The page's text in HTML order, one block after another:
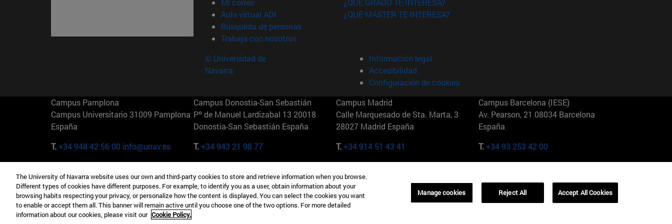
Mi correo
Aula virtual ADI (abre en nueva ventana)
Búsqueda de personas(abre en nueva ventana)
Trabaja con nosotros(abre en nueva ventana)
¿QUÉ GRADO TE INTERESA?
¿QUÉ MÁSTER TE INTERESA?
© Universidad de
Navarra
Información legal
Accesibilidad
Configuración de cookies
Campus Pamplona
Campus Universitario 31009 Pamplona
España
T.+34 948 42 56 00 info@unav.es
Campus Donostia-San Sebastián
Pº de Manuel Lardizabal 13 20018
Donostia-San Sebastián España
T.+34 943 21 98 77
Campus Madrid
Calle Marquesado de Sta. Marta, 3
28027 Madrid España
T.+34 914 51 43 41
Campus Barcelona (IESE)
Av. Pearson, 21 08034 Barcelona
España
T.+34 93 253 42 00
Camino del Cerro Águila 3 28023
Madrid España
T.+34 912 11 30 00
165 W 57th St 10019-2201 Nueva York
EE.UU
T.+1 646 346 8850
Maria-Theresia-Straße 15 81675
Múnich Alemania
T.+49 89 24209790
01321001 Bela Vista Brasil
The University of Navarra website uses our own and third-party cookies to store and retrieve information when you browse.
Different types of cookies have different purposes. For example, to identify you as a user, obtain information about your
browsing habits respecting your privacy, or personalize how the content is displayed. You can select the cookies you want
to enable or accept them all. This banner will remain active until you choose one of the two options. For more detailed
information about our cookies, please visit our Cookie Policy.
Manage cookies Reject All Accept All Cookies